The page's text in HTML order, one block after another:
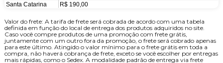
Santa Catarina
R$ 190,00
Valor do frete: A tarifa de frete será cobrada de acordo com uma tabela
definida em função do local de entrega dos produtos adquiridos no site.
Caso você compre produtos de uma promoção com frete grátis,
juntamente com um outro fora da promoção, o frete será cobrado apenas
para este último. Atingido o valor mínimo para o frete grátis em toda a
compra, não haverá cobrança de frete, exceto se você escolher por entregas
mais rápidas, como o Sedex. A modalidade padrão de entrega via frete